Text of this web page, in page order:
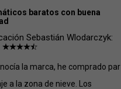
baratos con buena
Sebastián Wlodarczyk:
la marca, he comprado par
a la zona de nieve. Los